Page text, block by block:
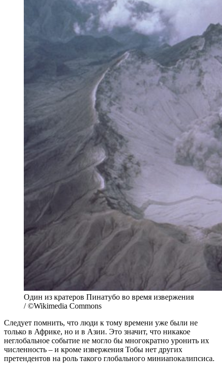
Один из кратеров Пинатубо во время извержения
/ ©Wikimedia Commons
Следует помнить, что люди к тому времени уже были не
только в Африке, но и в Азии. Это значит, что никакое
неглобальное событие не могло бы многократно уронить их
численность – и кроме извержения Тобы нет других
претендентов на роль такого глобального миниапокалипсиса.